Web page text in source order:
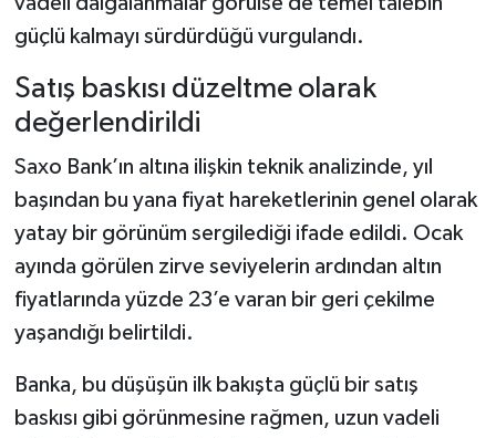
güçlü kalmayı sürdürdüğü vurgulandı.
Satış baskısı düzeltme olarak
değerlendirildi
Saxo Bank’ın altına ilişkin teknik analizinde, yıl
başından bu yana fiyat hareketlerinin genel olarak
yatay bir görünüm sergilediği ifade edildi. Ocak
ayında görülen zirve seviyelerin ardından altın
fiyatlarında yüzde 23’e varan bir geri çekilme
yaşandığı belirtildi.
Banka, bu düşüşün ilk bakışta güçlü bir satış
baskısı gibi görünmesine rağmen, uzun vadeli
Taşköprü Haberleri
Tosya Haberleri
Karadeniz Haberleri
Teknoloji Haberleri
Siyaset Haberleri
Yerel Haberler